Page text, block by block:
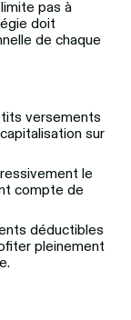
pas à
doit
de chaque
versements
sur
le
compte de
déductibles
pleinement